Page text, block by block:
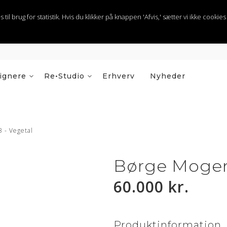
brug for statistik. Hvis du klikker på knappen 'Afvis,' sætter vi ikke
Re•Studio
Nyheder
Erhverv
- Vegetal
Børge
60.000 kr.